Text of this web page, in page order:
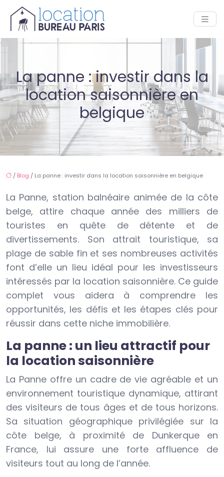
La panne : investir dans la
location saisonnière en
belgique
/ Blog / La panne : investir dans la location saisonnière en belgique
La Panne, station balnéaire animée de la côte
belge, attire chaque année des milliers de
touristes en quête de détente et de
divertissements. Son attrait touristique, sa
plage de sable fin et ses nombreuses activités
font d’elle un lieu idéal pour les investisseurs
intéressés par la location saisonnière. Ce guide
complet vous aidera à comprendre les
opportunités, les défis et les étapes clés pour
réussir dans cette niche immobilière.
La panne : un lieu attractif pour
la location saisonnière
La Panne offre un cadre de vie agréable et un
environnement touristique dynamique, attirant
des visiteurs de tous âges et de tous horizons.
Sa situation géographique privilégiée sur la
côte belge, à proximité de Dunkerque en
France, lui assure une forte affluence de
visiteurs tout au long de l’année.